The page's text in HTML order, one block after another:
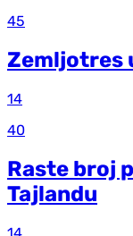
45
Zemljotres
14
40
Raste broj
Tajlandu